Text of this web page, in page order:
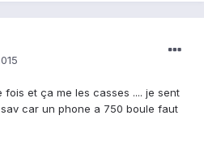
et ça me les casses .... je sent
car un phone a 750 boule faut